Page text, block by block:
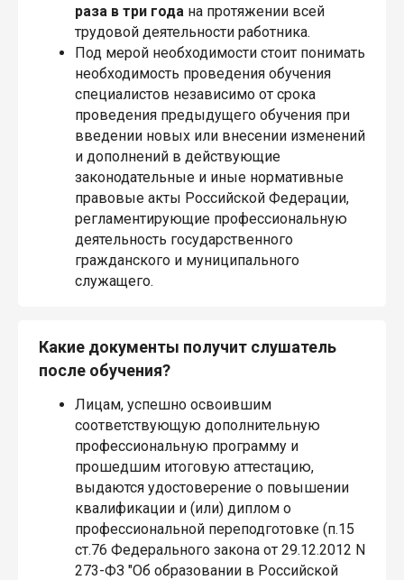
раза в три года на протяжении всей
трудовой деятельности работника.
Под мерой необходимости стоит понимать
необходимость проведения обучения
специалистов независимо от срока
проведения предыдущего обучения при
введении новых или внесении изменений
и дополнений в действующие
законодательные и иные нормативные
правовые акты Российской Федерации,
регламентирующие профессиональную
деятельность государственного
гражданского и муниципального
служащего.
Какие документы получит слушатель
после обучения?
Лицам, успешно освоившим
соответствующую дополнительную
профессиональную программу и
прошедшим итоговую аттестацию,
выдаются удостоверение о повышении
квалификации и (или) диплом о
профессиональной переподготовке (п.15
ст.76 Федерального закона от 29.12.2012 N
273-ФЗ "Об образовании в Российской